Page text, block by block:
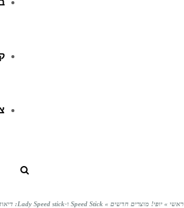
ראשי » יופי! מוצרים חדשים » Speed Stick ו-Lady Speed stick: דיאודרנטים Naturals & Protect